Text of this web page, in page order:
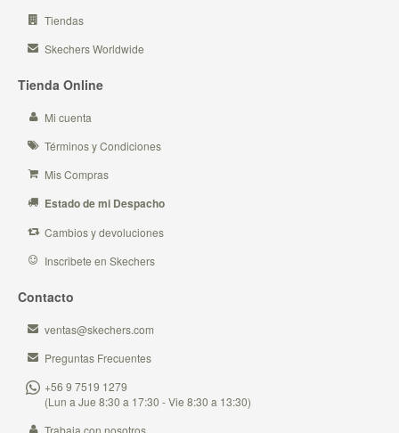
Tiendas
Skechers Worldwide
Tienda Online
Mi cuenta
Términos y Condiciones
Mis Compras
Estado de mi Despacho
Cambios y devoluciones
Inscribete en Skechers
Contacto
ventas@skechers.com
Preguntas Frecuentes
+56 9 7519 1279
(Lun a Jue 8:30 a 17:30 - Vie 8:30 a 13:30)
Trabaja con nosotros